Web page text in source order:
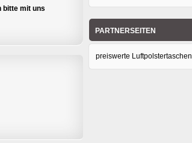
bitte mit uns
PARTNERSEITEN
preiswerte Luftpolstertaschen